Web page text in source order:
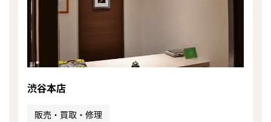
渋谷本店
販売・買取・修理